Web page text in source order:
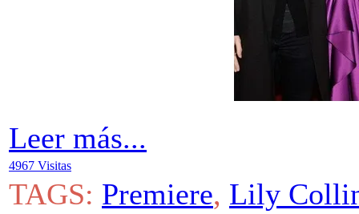
Leer más...
4967 Visitas
TAGS: Premiere, Lily